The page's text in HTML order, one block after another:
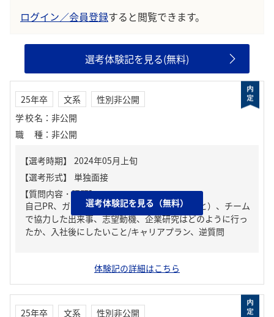
ログイン／会員登録すると閲覧できます。
選考体験記を見る(無料)
25年卒 文系
性別非公開
学校名 ： 非公開
職種 ： 非公開
【質問内容・課題】
自己PR、ガクチカ（学生時代に力を入れたこと）、チーム
で協力した出来事、志望動機、企業研究はどのように行っ
たか、入社後にしたいこと/キャリアプラン、逆質問
選考体験記を見る（無料）
体験記の詳細はこちら
25年卒 文系
性別非公開